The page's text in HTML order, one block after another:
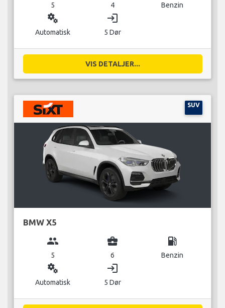
5 4 Benzin
miscellaneous_services
Automatisk
login
5 Dør
VIS DETALJER...
SUV
BMW X5
group
5
business_center
6
local_gas_station
Benzin
miscellaneous_services
Automatisk
login
5 Dør